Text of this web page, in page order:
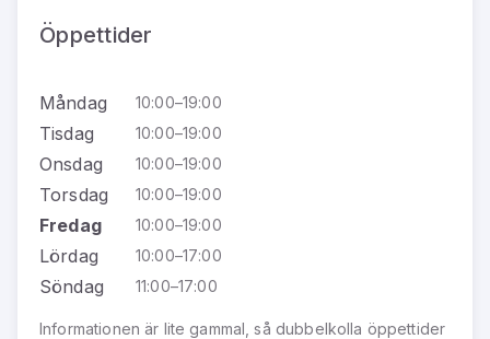
Öppettider
Måndag 10:00–19:00
Tisdag 10:00–19:00
Onsdag 10:00–19:00
Torsdag 10:00–19:00
Fredag 10:00–19:00
Lördag 10:00–17:00
Söndag 11:00–17:00
Informationen är lite gammal, så dubbelkolla öppettider